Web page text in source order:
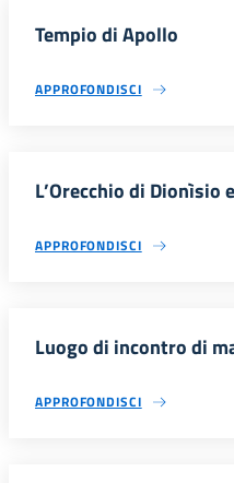
Tempio di Apollo
APPROFONDISCI
L’Orecchio di Dionìsio
APPROFONDISCI
Luogo di incontro di
APPROFONDISCI